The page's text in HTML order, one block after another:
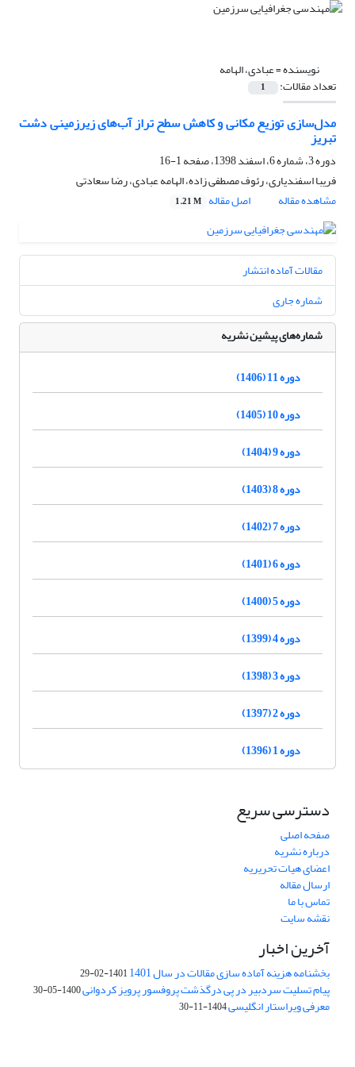
نویسنده =عبادی، الهامه
تعداد مقالات: 1
مدل‌سازی توزیع مکانی و کاهش سطح تراز آب‌های زیرزمینی دشت
تبریز
دوره 3، شماره 6، اسفند 1398، صفحه
1-16
فریبا اسفندیاری، رئوف مصطفی زاده، الهامه عبادی، رضا سعادتی
مشاهده مقاله
اصل مقاله 1.21 M
مقالات آماده انتشار
شماره جاری
شماره‌های پیشین نشریه
دوره 11 (1406)
دوره 10 (1405)
دوره 9 (1404)
دوره 8 (1403)
دوره 7 (1402)
دوره 6 (1401)
دوره 5 (1400)
دوره 4 (1399)
دوره 3 (1398)
دوره 2 (1397)
دوره 1 (1396)
دسترسی سریع
صفحه اصلی
درباره نشریه
اعضای هیات تحریریه
ارسال مقاله
تماس با ما
نقشه سایت
آخرین اخبار
بخشنامه هزینه آماده سازی مقالات در سال 1401 1401-02-29
پیام تسلیت سردبیر در پی درگذشت پروفسور پرویز کردوانی1400-05-30
معرفی ویراستار انگلیسی1404-11-30